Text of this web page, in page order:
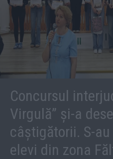
Concursul
Virgulă” și-a
câștigătorii. S-
elevi din zona